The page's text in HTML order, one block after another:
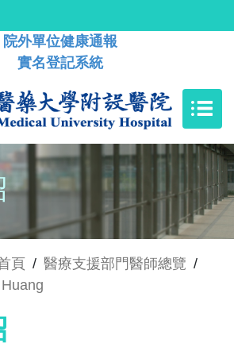
院外單位健康通報
實名登記系統
頁 / 醫療支援部門醫師總覽 /